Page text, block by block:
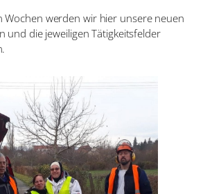
Wochen werden wir hier unsere neuen
und die jeweiligen Tätigkeitsfelder